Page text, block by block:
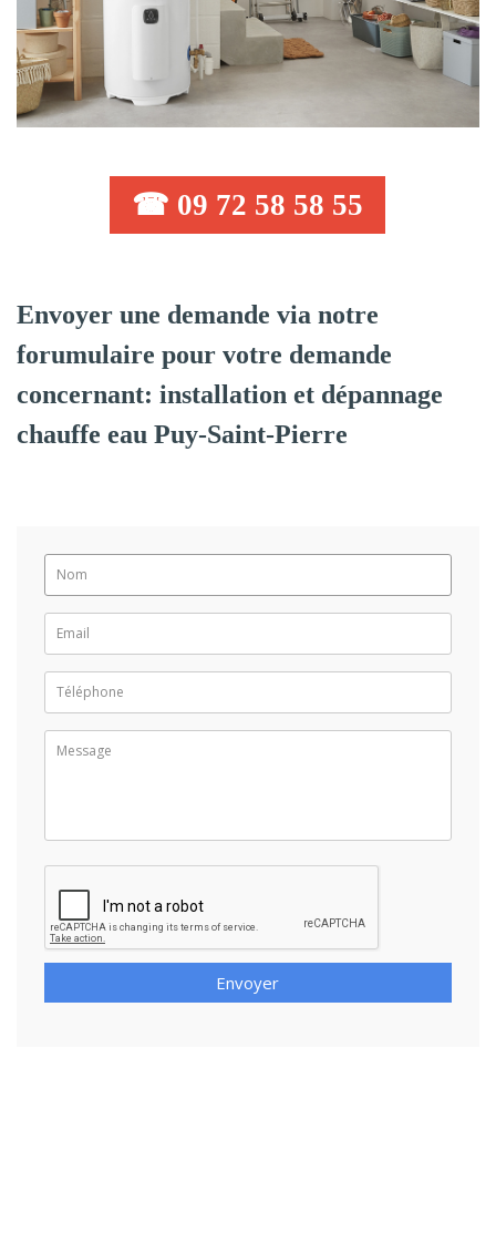
☎ 09 72 58 58 55
Envoyer une demande via notre
forumulaire pour votre demande
concernant: installation et dépannage
chauffe eau Puy-Saint-Pierre
Envoyer